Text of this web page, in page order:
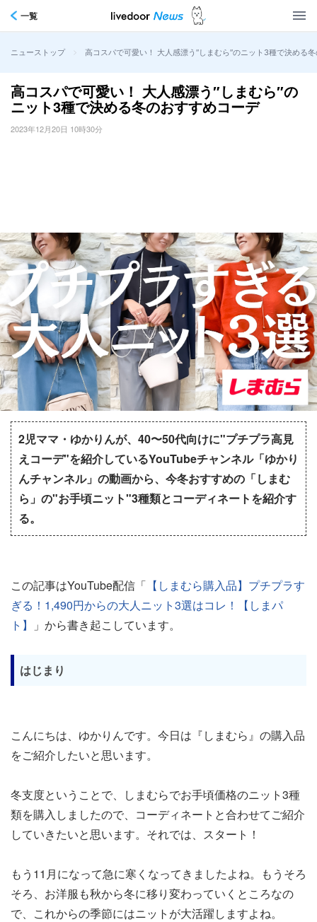
一覧
ニューストップ > 高コスパで可愛い！ 大人感漂う″しまむら″のニット3種で決める
高コスパで可愛い！ 大人感漂う″しまむら″の
ニット3種で決める冬のおすすめコーデ
2023年12月20日 10時30分
2児ママ・ゆかりんが、40〜50代向けに"プチプラ高見
えコーデ"を紹介しているYouTubeチャンネル「ゆかり
んチャンネル」の動画から、今冬おすすめの「しまむ
ら」の"お手頃ニット"3種類とコーディネートを紹介す
る。
この記事はYouTube配信「 【しまむら購入品】プチプラす
ぎる！1,490円からの大人ニット3選はコレ！【しまパ
ト】
」から書き起こしています。
はじまり
こんにちは、ゆかりんです。今日は『しまむら』の購入品
をご紹介したいと思います。
冬支度ということで、しまむらでお手頃価格のニット3種
類を購入しましたので、コーディネートと合わせてご紹介
していきたいと思います。それでは、スタート！
もう11月になって急に寒くなってきましたよね。もうそろ
そろ、お洋服も秋から冬に移り変わっていくところなの
で、これからの季節にはニットが大活躍しますよね。